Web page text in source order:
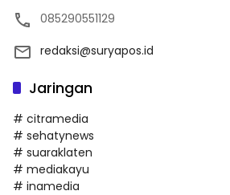
085290551129
redaksi@suryapos.id
Jaringan
# citramedia
# sehatynews
# suaraklaten
# mediakayu
# inamedia